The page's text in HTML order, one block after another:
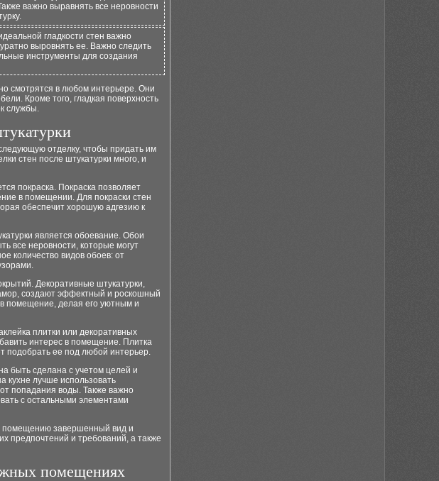
важно выравнять все неровности
гладкости стен важно
выровнять ее. Важно следить
инструменты для создания
смотрятся в любом интерьере. Они
Кроме того, гладкая поверхность
службы.
отделку, чтобы придать им
стен после штукатурки много, и
покраска. Покраска позволяет
в помещении. Для покраски стен
обеспечит хорошую адгезию к
является обоевание. Обои
все неровности, которые могут
количество видов обоев: от
Декоративные штукатурки,
создают эффектный и роскошный
помещение, делая его уютным и
плитки или декоративных
интерес в помещение. Плитка
подобрать ее под любой интерьер.
быть сделана с учетом целей и
кухне лучше использовать
попадания воды. Также важно
с остальными элементами
помещению завершенный вид и
предпочтений и требований, а также
помещениях